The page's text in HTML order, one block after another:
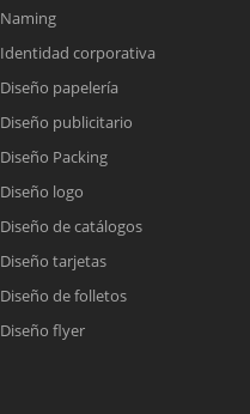
Naming
Identidad corporativa
Diseño papelería
Diseño publicitario
Diseño Packing
Diseño logo
Diseño de catálogos
Diseño tarjetas
Diseño de folletos
Diseño flyer